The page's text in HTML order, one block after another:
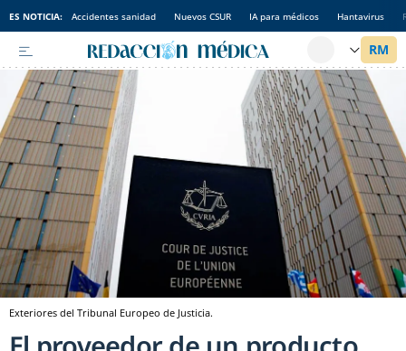
ES NOTICIA: Accidentes sanidad Nuevos CSUR IA para médicos Hantavirus
Exteriores del Tribunal Europeo de Justicia.